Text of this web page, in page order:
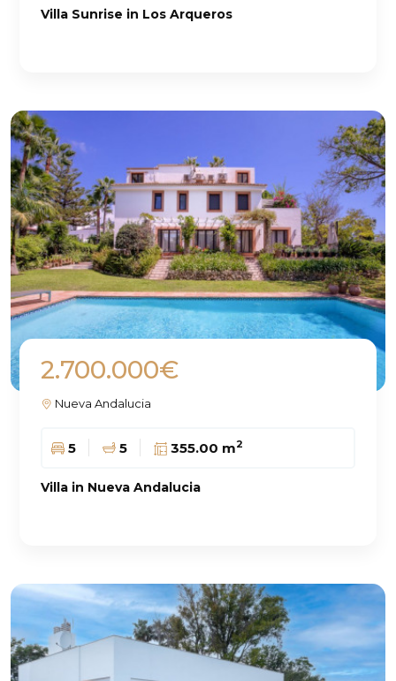
Villa Sunrise in Los Arqueros
2.700.000€
Nueva Andalucia
5 5 355.00 m2
Villa in Nueva Andalucia